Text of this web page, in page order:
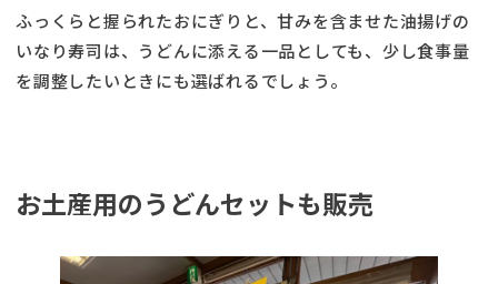
ふっくらと握られたおにぎりと、甘みを含ませた油揚げの
いなり寿司は、うどんに添える一品としても、少し食事量
を調整したいときにも選ばれるでしょう。
お土産用のうどんセットも販売